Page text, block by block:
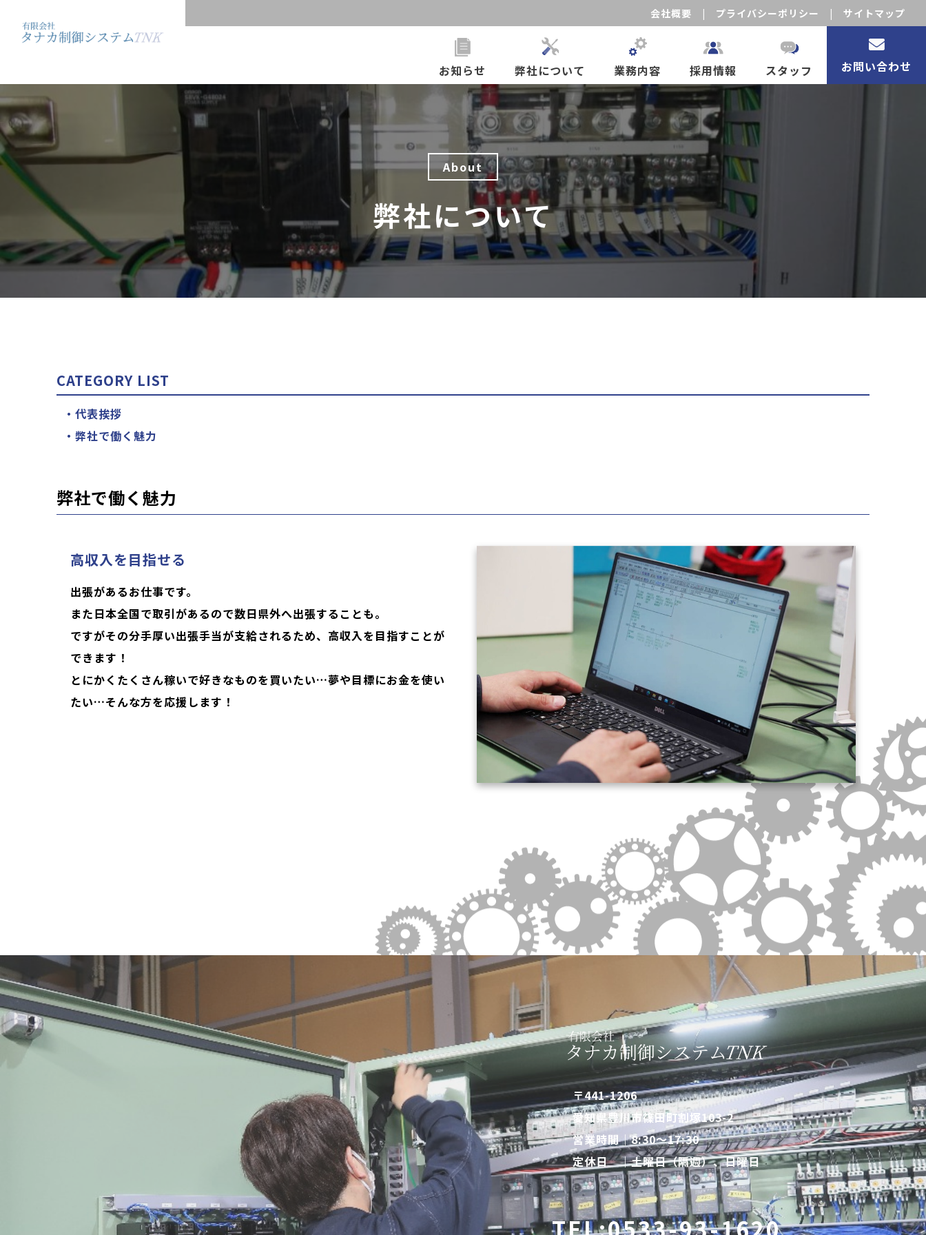
会社概要 | プライバシーポリシー | サイトマップ
お知らせ 弊社について 業務内容 採用情報 スタッフ お問い合わせ
About
弊社について
CATEGORY LIST
代表挨拶
弊社で働く魅力
弊社で働く魅力
高収入を目指せる
出張があるお仕事です。
また日本全国で取引があるので数日県外へ出張することも。
ですがその分手厚い出張手当が支給されるため、高収入を目指すことが
できます！
とにかくたくさん稼いで好きなものを買いたい…夢や目標にお金を使い
たい…そんな方を応援します！
〒441-1206
愛知県豊川市篠田町割塚103-2
営業時間｜8:30〜17:30
定休日 ｜土曜日（隔週）、日曜日